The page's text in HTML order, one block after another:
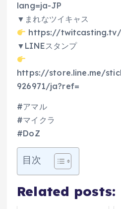
lang=ja-JP
▼まれなツイキャス
https://
▼LINEスタンプ
https://store.line.me/
926971/ja?ref=
#アマル
#マイクラ
#DoZ
目次
Related posts: